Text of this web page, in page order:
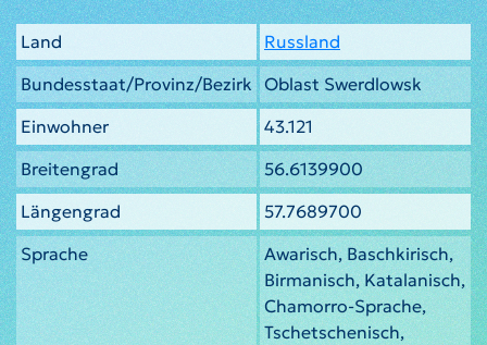
Land
Russland
Bundesstaat/Provinz/Bezirk Oblast Swerdlowsk
Einwohner
43.121
Breitengrad
56.6139900
Längengrad
57.7689700
Sprache
Awarisch, Baschkirisch,
Birmanisch, Katalanisch,
Chamorro-Sprache,
Tschetschenisch,